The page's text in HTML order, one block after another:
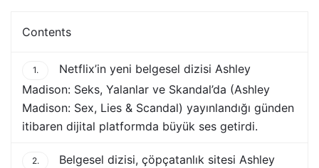
Contents
1.
Netflix’in yeni belgesel dizisi Ashley
Madison: Seks, Yalanlar ve Skandal’da (Ashley
Madison: Sex, Lies & Scandal) yayınlandığı günden
itibaren dijital platformda büyük ses getirdi.
2.
Belgesel dizisi, çöpçatanlık sitesi Ashley